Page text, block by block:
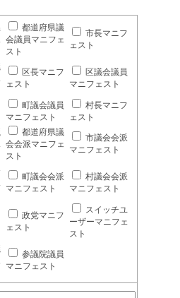
都道府県議
会議員マニフェ
スト
市長マニフ
ェスト
区長マニフ
ェスト
区議会議員
マニフェスト
町議会議員
マニフェスト
村長マニフ
ェスト
都道府県議
会会派マニフェ
スト
市議会会派
マニフェスト
町議会会派
マニフェスト
村議会会派
マニフェスト
政党マニフ
ェスト
スイッチユ
ーザーマニフェ
スト
参議院議員
マニフェスト